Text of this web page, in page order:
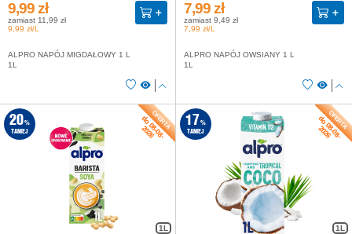
9,99 zł
zamiast 11,99 zł
9,99 zł/L
ALPRO NAPÓJ MIGDAŁOWY 1 L
1L
7,99 zł
zamiast 9,49 zł
7,99 zł/L
ALPRO NAPÓJ OWSIANY 1 L
1L
1L
do 08-08-
2026
20%
TANIEJ
1L
do 08-08-
2026
17 %
TANIEJ